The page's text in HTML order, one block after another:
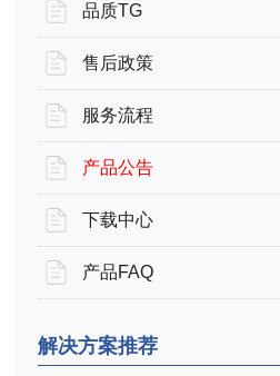
品质TG
售后政策
服务流程
产品公告
下载中心
产品FAQ
解决方案推荐